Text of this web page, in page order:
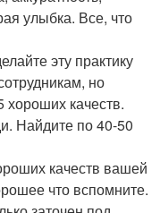
улыбка. Все, что
эту практику
но
хороших качеств.
Найдите по 40-50
качеств вашей
что вспомните.